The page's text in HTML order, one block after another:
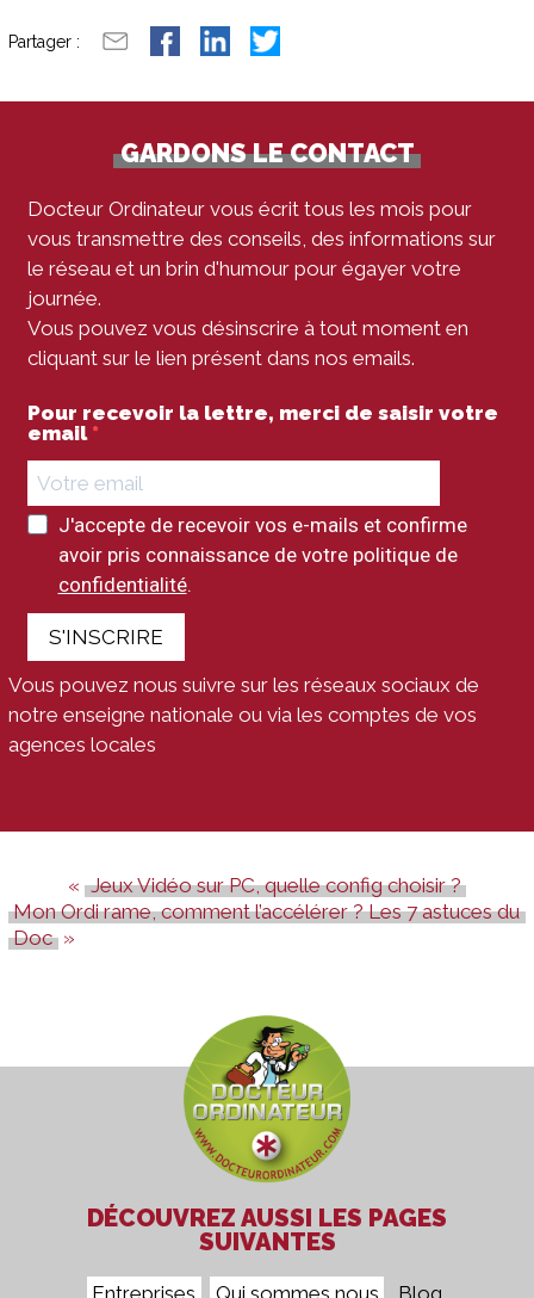
Partager :
GARDONS LE CONTACT
Docteur Ordinateur vous écrit tous les mois pour
vous transmettre des conseils, des informations sur
le réseau et un brin d'humour pour égayer votre
journée.
Vous pouvez vous désinscrire à tout moment en
cliquant sur le lien présent dans nos emails.
Pour recevoir la lettre, merci de saisir votre
email
J'accepte de recevoir vos e-mails et confirme
avoir pris connaissance de votre politique de
confidentialité.
S'INSCRIRE
Vous pouvez nous suivre sur les réseaux sociaux de
notre enseigne nationale ou via les comptes de vos
agences locales
Jeux Vidéo sur PC, quelle config choisir ?
Mon Ordi rame, comment l’accélérer ? Les 7 astuces du
Doc
DÉCOUVREZ AUSSI LES PAGES
SUIVANTES